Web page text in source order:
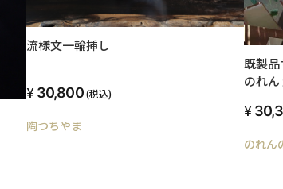
流様文一輪挿し
30,800(税込)
陶つちやま
既製
のれ
しゃれ
父の日
のれ